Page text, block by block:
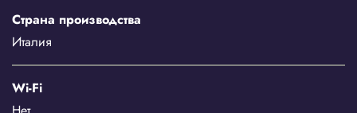
Страна производства
Италия
Wi-Fi